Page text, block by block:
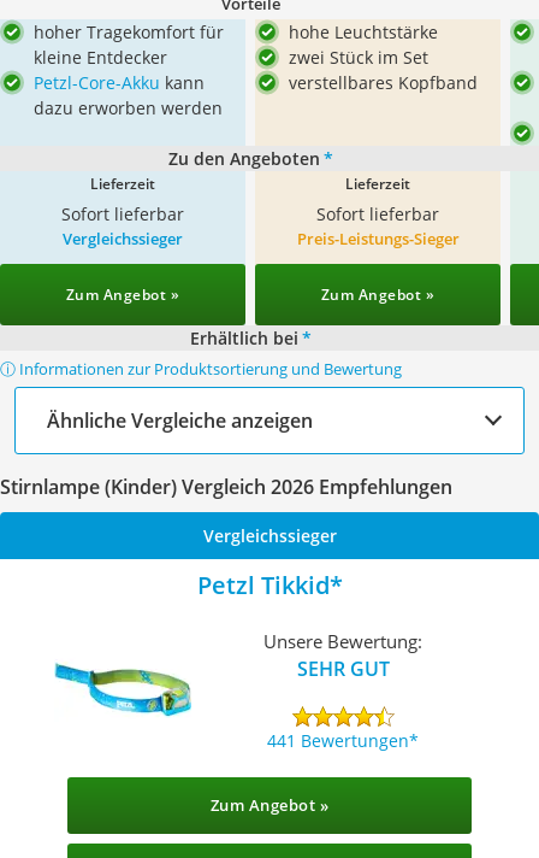
hoher Tragekomfort für
kleine Entdecker
Petzl-Core-Akku kann
dazu erworben werden
hohe Leuchtstärke
zwei Stück im Set
verstellbares Kopfband
Zu den Angeboten *
Lieferzeit
Sofort lieferbar
Lieferzeit
Sofort lieferbar
Vergleichssieger
Zum Angebot »
Preis-Leistungs-Sieger
Zum Angebot »
Erhältlich bei *
ⓘ Informationen zur Produktsortierung und Bewertung
Ähnliche Vergleiche anzeigen
Stirnlampe (Kinder) Vergleich 2026 Empfehlungen
Vergleichssieger
Petzl Tikkid
Unsere Bewertung:
SEHR GUT
441 Bewertungen
Zum Angebot »